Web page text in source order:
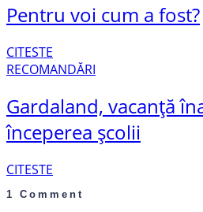
Pentru voi cum a fost?
CITESTE
RECOMANDĂRI
Gardaland, vacanță
începerea școlii
CITESTE
1 Comment